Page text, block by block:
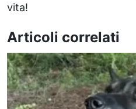
vita!
Articoli correlati